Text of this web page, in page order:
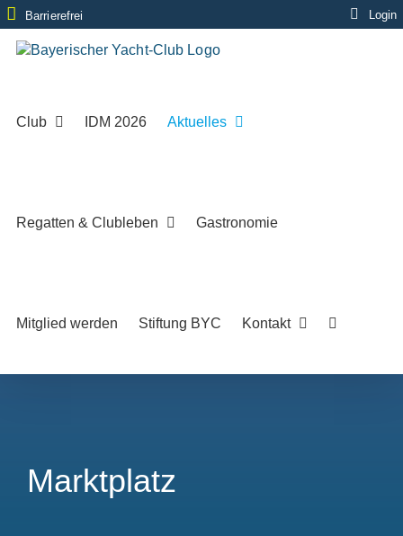
Zum
Inhalt
springen
Barrierefrei Login
Club IDM 2026 Aktuelles
Regatten & Clubleben Gastronomie
Mitglied werden Stiftung BYC Kontakt
Marktplatz